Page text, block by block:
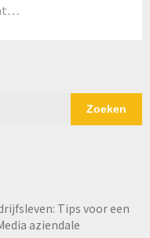
Zoeken
Tips voor een
aziendale